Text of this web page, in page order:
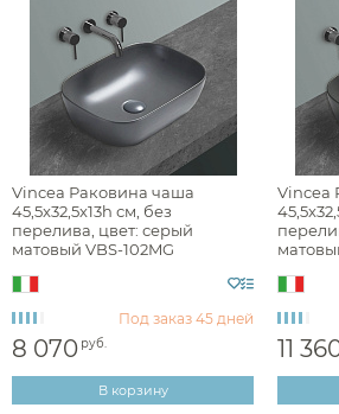
серый
коричневый
Фактура
глянцевая
Стилистика дизайна
Vincea Раковина чаша
45,5x32,5x13h см, без
перелива, цвет: серый
матовый VBS-102MG
Под заказ 45 дней
8 070 руб.
В корзину
Vincea
11